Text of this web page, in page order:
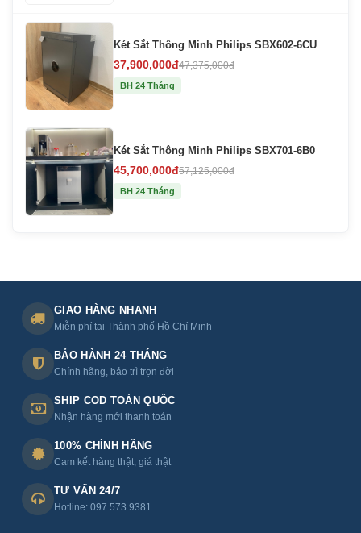
Két Sắt Thông Minh Philips SBX602-6CU
37,900,000đ47,375,000đ
BH 24 Tháng
Két Sắt Thông Minh Philips SBX701-6B0
45,700,000đ57,125,000đ
BH 24 Tháng
GIAO HÀNG NHANH
Miễn phí tại Thành phố Hồ Chí Minh
BẢO HÀNH 24 THÁNG
Chính hãng, bảo trì trọn đời
SHIP COD TOÀN QUỐC
Nhận hàng mới thanh toán
100% CHÍNH HÃNG
Cam kết hàng thật, giá thật
TƯ VẤN 24/7
Hotline: 097.573.9381